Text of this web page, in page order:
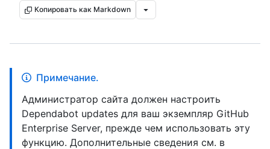
Копировать как Markdown
Примечание.
Администратор сайта должен настроить
Dependabot updates для ваш экземпляр GitHub
Enterprise Server, прежде чем использовать эту
функцию. Дополнительные сведения см. в